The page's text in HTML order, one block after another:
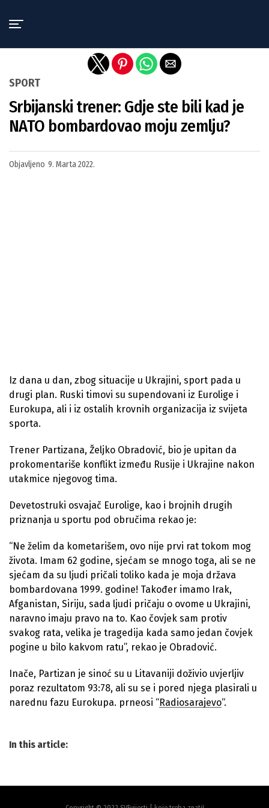
SPORT
Srbijanski trener: Gdje ste bili kad je
NATO bombardovao moju zemlju?
Objavljeno 9. Marta 2022.
Iz dana u dan, zbog situacije u Ukrajini, sport pada u
drugi plan. Ruski timovi su supendovani iz Eurolige i
Eurokupa, ali i iz ostalih krovnih organizacija iz svijeta
sporta.
Trener Partizana, Željko Obradović, bio je upitan da
prokomentariše konflikt između Rusije i Ukrajine nakon
utakmice njegovog tima.
Devetostruki osvajač Eurolige, kao i brojnih drugih
priznanja u sportu pod obručima rekao je:
“Ne želim da kometarišem, ovo nije prvi rat tokom mog
života. Imam 62 godine, sjećam se mnogo toga, ali se ne
sjećam da su ljudi pričali toliko kada je moja država
bombardovana 1999. godine! Također imamo Irak,
Afganistan, Siriju, sada ljudi pričaju o ovome u Ukrajini,
naravno imaju pravo na to. Kao čovjek sam protiv
svakog rata, velika je tragedija kada samo jedan čovjek
pogine u bilo kakvom ratu”, rekao je Obradović.
Inače, Partizan je sinoć su u Litavaniji doživio uvjerljiv
poraz rezultatom 93:78, ali su se i pored njega plasirali u
narednu fazu Eurokupa. prneosi “Radiosarajevo“.
In this article: